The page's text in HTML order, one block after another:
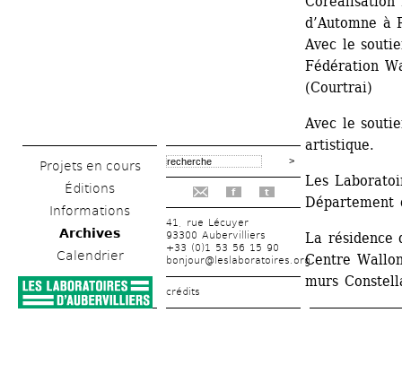
Projets en cours
Éditions
Informations
Archives
Calendrier
f t
41, rue Lécuyer
93300 Aubervilliers
+33 (0)1 53 56 15 90
bonjour@leslaboratoires.org
crédits
d’Automne à
Avec le
Fédération
(Courtrai)
Avec le
artistique.
Les
Département
La résidence
Centre
murs